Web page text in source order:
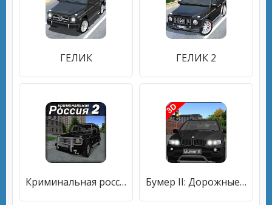
ГЕЛИК ГЕЛИК 2
Криминальная россия 2 3D Бумер II: Дорожные войны